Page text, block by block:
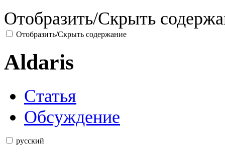
Отобразить/Скрыть
Отобразить/Скрыть содержание
Aldaris
Статья
Обсуждение
русский